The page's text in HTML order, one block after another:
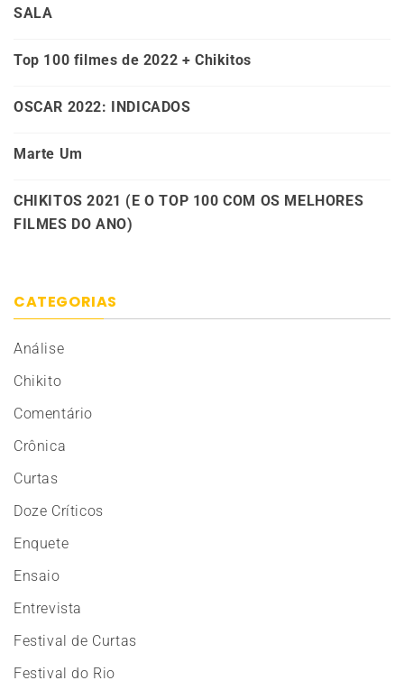
SALA
Top 100 filmes de 2022 + Chikitos
OSCAR 2022: INDICADOS
Marte Um
CHIKITOS 2021 (E O TOP 100 COM OS MELHORES
FILMES DO ANO)
CATEGORIAS
Análise
Chikito
Comentário
Crônica
Curtas
Doze Críticos
Enquete
Ensaio
Entrevista
Festival de Curtas
Festival do Rio